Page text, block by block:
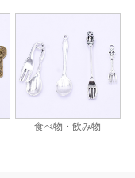
食べ物・飲み物